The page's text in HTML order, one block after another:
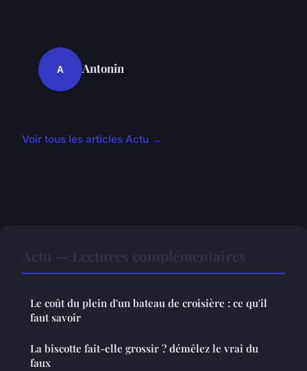
A Antonin
Voir tous les articles Actu →
Le coût du plein d'un bateau de croisière : ce qu'il
faut savoir
La biscotte fait-elle grossir ? démêlez le vrai du
faux